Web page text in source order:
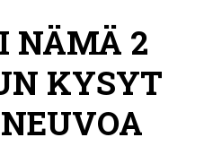
NÄMÄ 2
KYSYT